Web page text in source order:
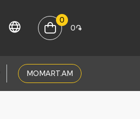
0
0֏
MOMART.AM